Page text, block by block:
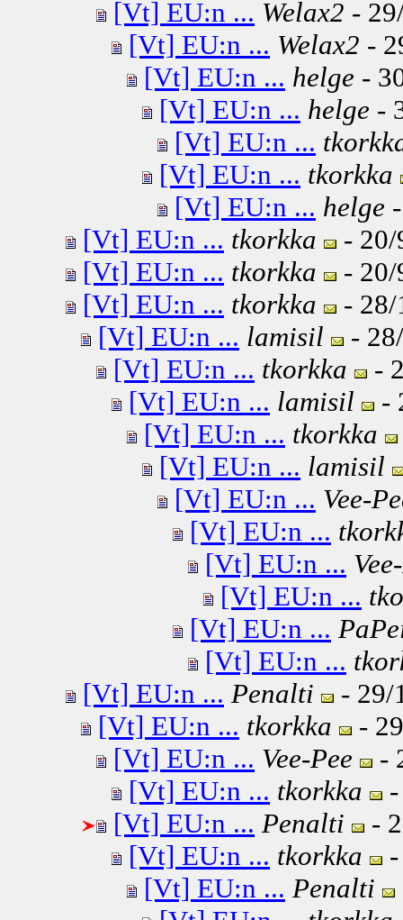
[Vt] EU:n ... Welax2 -
[Vt] EU:n ... Welax2 -
[Vt] EU:n ... helge -
[Vt] EU:n ... helge -
[Vt] EU:n ...
[Vt] EU:n ... tkorkka
[Vt] EU:n ... helge
[Vt] EU:n ... tkorkka
-
[Vt] EU:n ... tkorkka
-
[Vt] EU:n ... tkorkka
-
[Vt] EU:n ... lamisil
-
[Vt] EU:n ... tkorkka
-
[Vt] EU:n ... lamisil
-
[Vt] EU:n ... tkorkka
[Vt] EU:n ... lamisil
[Vt] EU:n ... Vee-
[Vt] EU:n ...
[Vt] EU:n ...
[Vt] EU:n ...
[Vt] EU:n ...
[Vt] EU:n ...
[Vt] EU:n ... Penalti
- 29/
[Vt] EU:n ... tkorkka
-
[Vt] EU:n ... Vee-Pee
-
[Vt] EU:n ... tkorkka
[Vt] EU:n ... Penalti
-
[Vt] EU:n ... tkorkka
[Vt] EU:n ... Penalti